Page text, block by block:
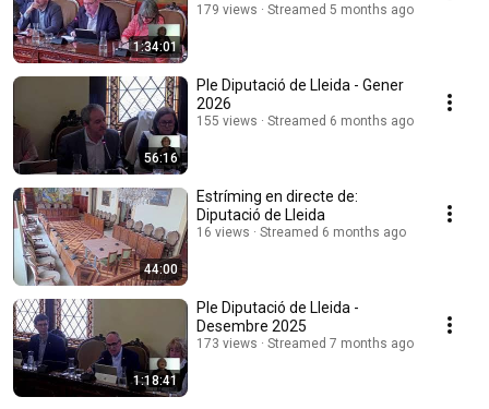
1:34:01
179 views Streamed 5 months ago
56:16
Ple Diputació de Lleida - Gener
2026
155 views Streamed 6 months ago
44:00
Estríming en directe de:
Diputació de Lleida
16 views Streamed 6 months ago
1:18:41
Ple Diputació de Lleida -
Desembre 2025
173 views Streamed 7 months ago